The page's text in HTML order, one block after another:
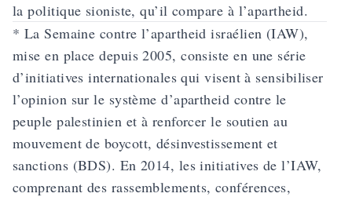
la politique sioniste, qu’il compare à l’apartheid.
* La Semaine contre l’apartheid israélien (IAW),
mise en place depuis 2005, consiste en une série
d’initiatives internationales qui visent à sensibiliser
l’opinion sur le système d’apartheid contre le
peuple palestinien et à renforcer le soutien au
mouvement de boycott, désinvestissement et
sanctions (BDS). En 2014, les initiatives de l’IAW,
comprenant des rassemblements, conférences,